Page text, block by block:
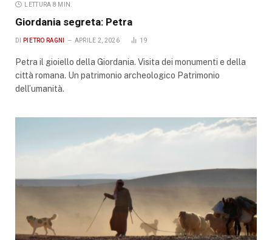
LETTURA 8 MIN.
Giordania segreta: Petra
DI PIETRO RAGNI APRILE 2, 2026 19
Petra il gioiello della Giordania. Visita dei monumenti e della
città romana. Un patrimonio archeologico Patrimonio
dell’umanità.